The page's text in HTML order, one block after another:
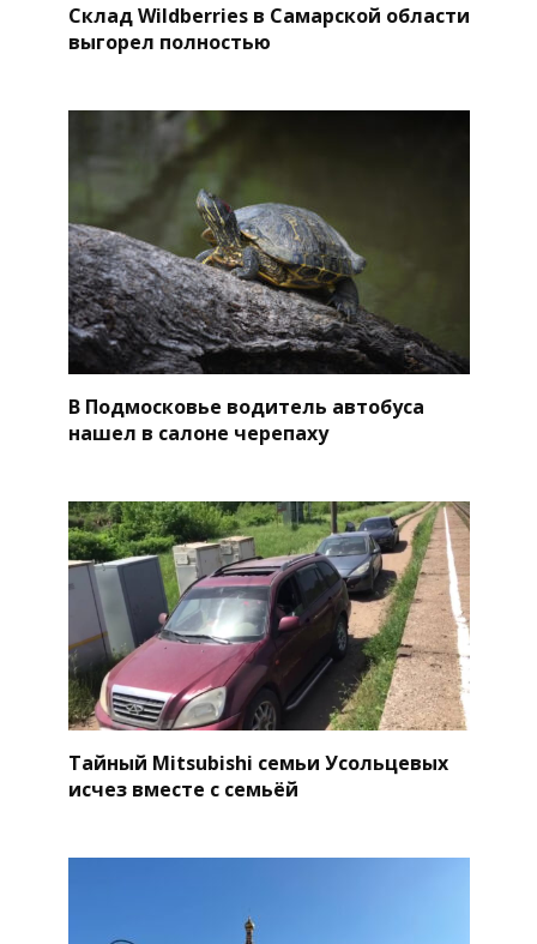
Склад Wildberries в Самарской области
выгорел полностью
В Подмосковье водитель автобуса
нашел в салоне черепаху
Тайный Mitsubishi семьи Усольцевых
исчез вместе с семьёй